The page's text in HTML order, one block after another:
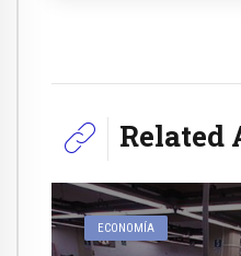
Related
ECONOMÍA